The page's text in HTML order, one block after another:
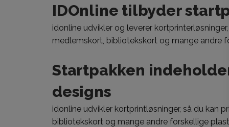
IDOnline tilbyder
idonline udvikler og leverer
medlemskort, bibliotekskort og mange andre
Startpakken
designs
idonline udvikler kortprintløsninger, så du kan
bibliotekskort og mange andre forskellige